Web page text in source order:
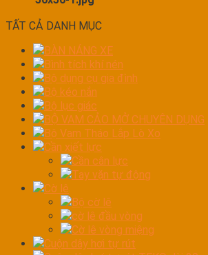
TẤT CẢ DANH MỤC
BÀN NÁNG XE
Bình tích khí nén
Bộ dụng cụ gia đình
Bộ kéo nắn
Bộ lục giác
BỘ VAM CẢO MỞ CHUYÊN DỤNG
Bộ Vam Tháo Lắp Lò Xo
Cần xiết lực
Cần cân lực
Tay vặn tự động
Cờ lê
Bộ cờ lê
cờ lê đầu vòng
Cờ lê vòng miệng
Cuộn dây hơi tự rút